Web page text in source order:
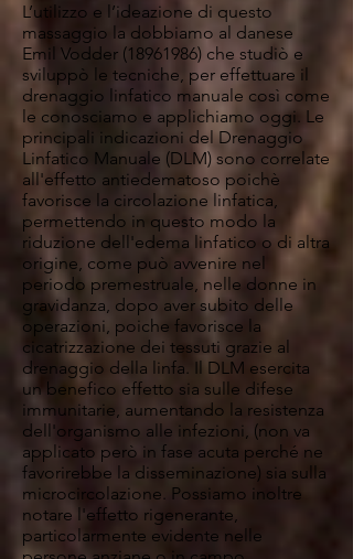
L’utilizzo e l’ideazione di questo
massaggio la dobbiamo al danese
Emil Vodder (1896­1986) che studiò e
sviluppò le tecniche, per effettuare il
drenaggio linfatico manuale così come
le conosciamo e applichiamo oggi. Le
principali indicazioni del Drenaggio
Linfatico Manuale (DLM) sono correlate
all'effetto antiedematoso poichè
favorisce la circolazione linfatica,
permettendo in questo modo la
riduzione dell'edema linfatico o di altra
origine, come può avvenire nel
periodo premestruale, nelle donne in
gravidanza, dopo aver subito delle
operazioni, poiche favorisce la
cicatrizzazione dei tessuti grazie al
drenaggio della linfa. Il DLM esercita
un benefico effetto sia sulle difese
immunitarie, aumentando la resistenza
dell'organismo alle infezioni, (non va
applicato però in fase acuta perché ne
favorirebbe la disseminazione) sia sulla
microcircolazione. Possiamo inoltre
notare l'effetto rigenerante,
particolarmente evidente nelle